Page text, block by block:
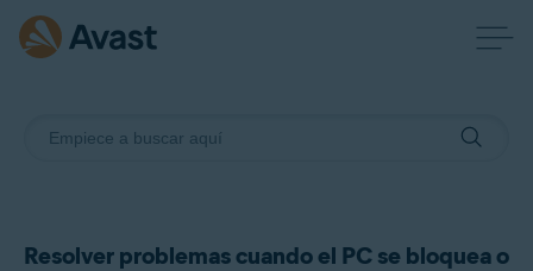
Resolver problemas cuando el PC se bloquea o